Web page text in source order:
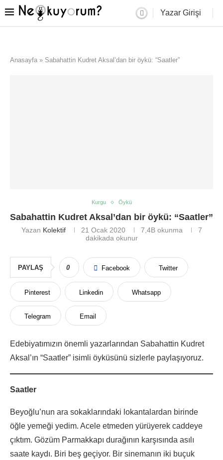
Yazar Girişi
Anasayfa » Sabahattin Kudret Aksal’dan bir öykü: “Saatler”
Kurgu Öykü
Sabahattin Kudret Aksal’dan bir öykü: “Saatler”
Yazan Kolektif 21 Ocak 2020 7,4Bokunma
7
dakikada okunur
PAYLAŞ 0 Facebook Twitter
Pinterest Linkedin Whatsapp
Telegram Email
Edebiyatımızın önemli yazarlarından Sabahattin Kudret
Aksal’ın “Saatler” isimli öyküsünü sizlerle paylaşıyoruz.
Saatler
Beyoğlu’nun ara sokaklarındaki lokantalardan birinde
öğle yemeği yedim. Acele etmeden yürüyerek caddeye
çıktım. Gözüm Parmakkapı durağının karşısında asılı
saate kaydı. Biri beş geçiyor. Bir sinemanın iki buçuk